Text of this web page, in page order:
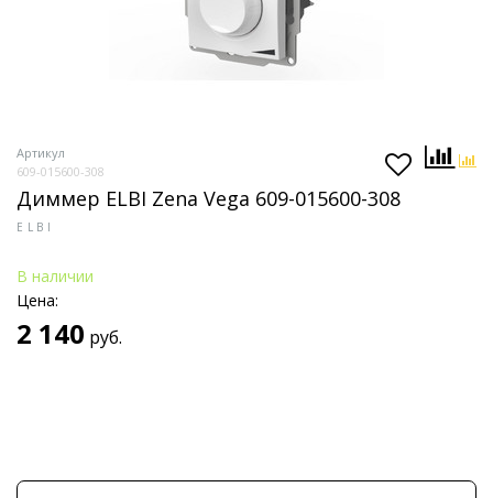
Артикул
609-015600-308
Диммер ELBI Zena Vega 609-015600-308
ELBI
В наличии
Цена:
2 140 руб.